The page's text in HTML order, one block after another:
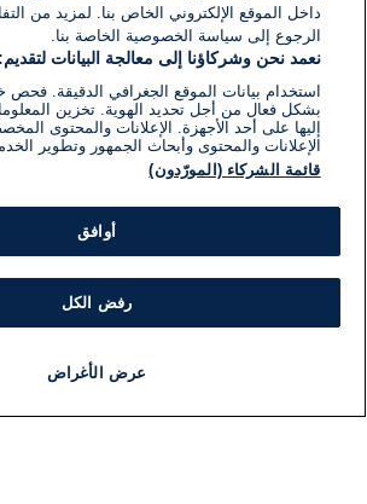
داخل الموقع الإلكتروني الخاص بنا. لمزيد من
الرجوع إلى سياسة الخصوصية الخاصة بنا.
نعمد نحن وشركاؤنا إلى معالجة البيانات لتقديم:
استخدام بيانات الموقع الجغرافي الدقيقة. فحص
بشكل فعال من أجل تحديد الهوية. تخزين
إليها على أحد الأجهزة. الإعلانات والمحتوى
الإعلانات والمحتوى وأبحاث الجمهور وتطوير
قائمة الشركاء (المورّدون)
أوافق
رفض الكل
عرض الأغراض